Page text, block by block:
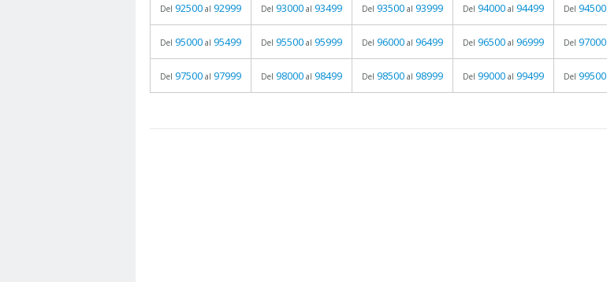
Del 92500 al 92999 Del 93000 al 93499 Del 93500 al 93999 Del 94000 al 94499 Del 94500
Del 95000 al 95499 Del 95500 al 95999 Del 96000 al 96499 Del 96500 al 96999 Del 97000
Del 97500 al 97999 Del 98000 al 98499 Del 98500 al 98999 Del 99000 al 99499 Del 99500